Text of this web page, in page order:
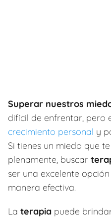
Superar nuestros
difícil de enfrentar, pero
crecimiento personal y
Si tienes un miedo que
plenamente, buscar
ser una excelente
manera efectiva.
La terapia puede